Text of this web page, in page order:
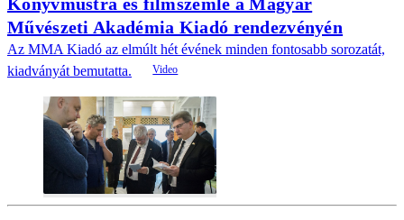
Művészeti Akadémia Kiadó rendezvényén
Az MMA Kiadó az elmúlt hét évének minden fontosabb sorozatát,
kiadványát bemutatta.